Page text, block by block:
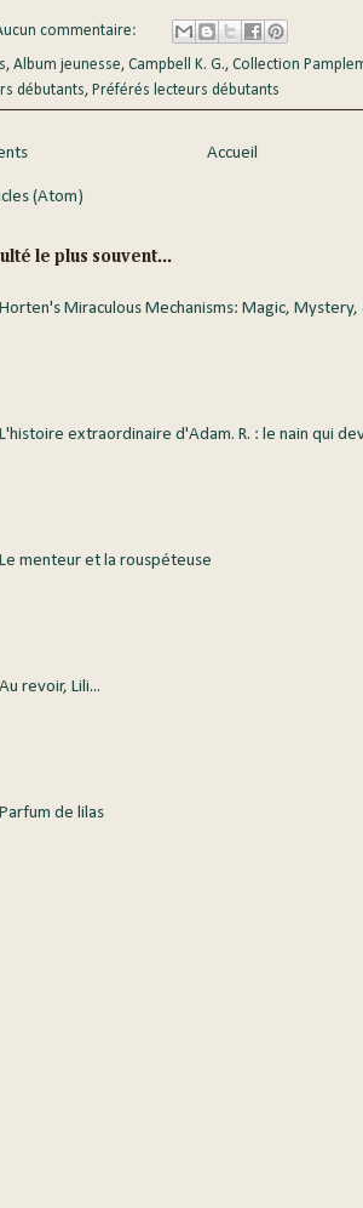
commentaire:
, Album jeunesse, Campbell K. G., Collection
débutants, Préférés lecteurs débutants
Accueil
(Atom)
le plus souvent...
Horten's Miraculous Mechanisms: Magic,
L'histoire extraordinaire d'Adam. R. : le nain qui
Le menteur et la rouspéteuse
Au revoir, Lili...
Parfum de lilas